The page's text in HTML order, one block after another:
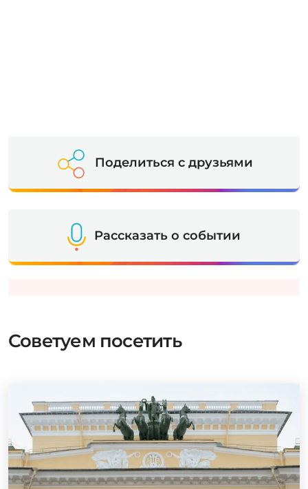
Поделиться с друзьями
Рассказать о событии
Советуем посетить